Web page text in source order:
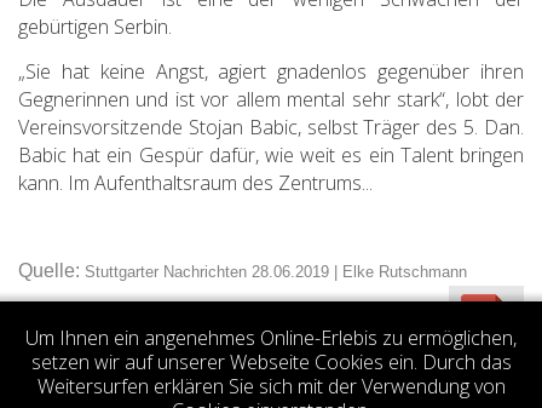
gebürtigen Serbin.
„Sie hat keine Angst, agiert gnadenlos gegenüber ihren
Gegnerinnen und ist vor allem mental sehr stark“, lobt der
Vereinsvorsitzende Stojan Babic, selbst Träger des 5. Dan.
Babic hat ein Gespür dafür, wie weit es ein Talent bringen
kann. Im Aufenthaltsraum des Zentrums...
Quelle: Stuttgarter Nachrichten 28.06.2019 | Elke Rutschmann
Um Ihnen ein angenehmes Online-Erlebis zu ermöglichen,
setzen wir auf unserer Webseite Cookies ein. Durch das
Weitersurfen erklären Sie sich mit der Verwendung von